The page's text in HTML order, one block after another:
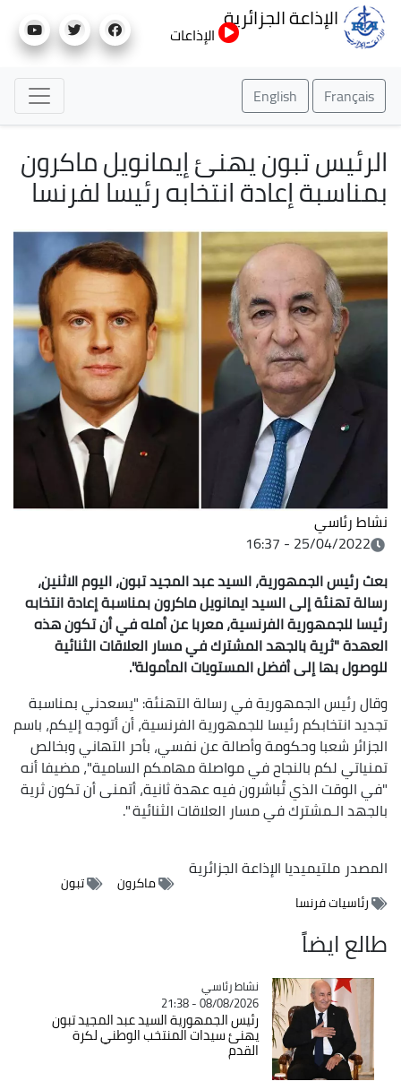
إلى
الإذاعة الجزائرية
الإذاعات
Français
English
الرئيس تبون يهنئ إيمانويل ماكرون
بمناسبة إعادة انتخابه رئيسا لفرنسا
نشاط رئاسي
25/04/2022 - 16:37
بعث رئيس الجمهورية، السيد عبد المجيد تبون، اليوم الاثنين،
رسالة تهنئة إلى السيد ايمانويل ماكرون بمناسبة إعادة انتخابه
رئيسا للجمهورية الفرنسية، معربا عن أمله في أن تكون هذه
العهدة "ثرية بالجهد المشترك في مسار العلاقات الثنائية
للوصول بها إلى أفضل المستويات المأمولة".
وقال رئيس الجمهورية في رسالة التهنئة: "يسعدني بمناسبة
تجديد انتخابكم رئيسا للجمهورية الفرنسية، أن أتوجه إليكم، باسم
الجزائر شعبا وحكومة وأصالة عن نفسي، بأحر التهاني وبخالص
تمنياتي لكم بالنجاح في مواصلة مهامكم السامية"، مضيفا أنه
"في الوقت الذي تُباشرون فيه عهدة ثانية، أتمنى أن تكون ثرية
بالجهد الـمشترك في مسار العلاقات الثنائية ".
المصدرملتيميديا الإذاعة الجزائرية
ماكرون
تبون
رئاسيات فرنسا
طالع ايضاً
Catégorie
نشاط رئاسي
08/08/2026 - 21:38
رئيس الجمهورية السيد عبد المجيد تبون
يهنئ سيدات المنتخب الوطني لكرة
القدم